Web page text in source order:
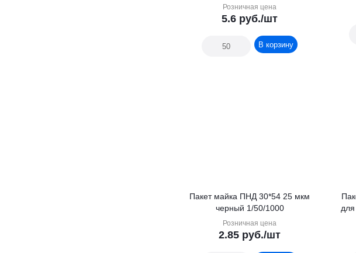
Розничная цена
5.6 руб./шт
В корзину
Пакет майка ПНД 30*54 25 мкм
черный 1/50/1000
Розничная цена
2.85 руб./шт
Пакет